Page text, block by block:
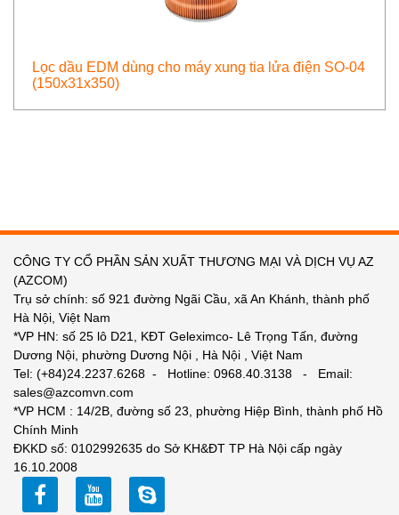
Lọc dầu EDM dùng cho máy xung tia lửa điện SO-04
(150x31x350)
CÔNG TY CỔ PHẦN SẢN XUẤT THƯƠNG MẠI VÀ DỊCH VỤ AZ
(AZCOM)
Trụ sở chính: số 921 đường Ngãi Cầu, xã An Khánh, thành phố
Hà Nội, Việt Nam
*VP HN: số 25 lô D21, KĐT Geleximco- Lê Trọng Tấn, đường
Dương Nội, phường Dương Nội , Hà Nội , Việt Nam
Tel: (+84)24.2237.6268 - Hotline: 0968.40.3138 - Email:
sales@azcomvn.com
*VP HCM : 14/2B, đường số 23, phường Hiệp Bình, thành phố Hồ
Chính Minh
ĐKKD số: 0102992635 do Sở KH&ĐT TP Hà Nội cấp ngày
16.10.2008